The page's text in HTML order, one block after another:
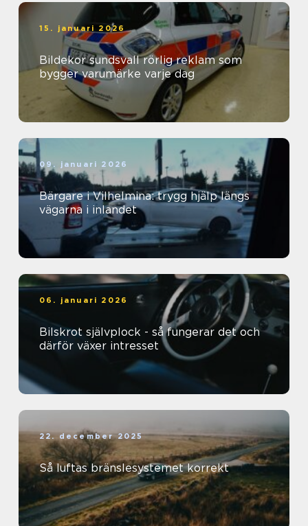
15. januari 2026
Bildekor sundsvall rörlig reklam som
bygger varumärke varje dag
09. januari 2026
Bärgare i Vilhelmina: trygg hjälp längs
vägarna i inlandet
06. januari 2026
Bilskrot självplock - så fungerar det och
därför växer intresset
22. december 2025
Så luftas bränslesystemet korrekt